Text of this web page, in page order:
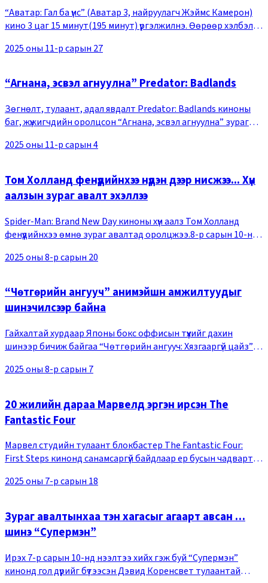
“Аватар: Гал ба үнс” (Аватар 3, найруулагч Жэймс Камерон)
кино 3 цаг 15 минут(195 минут) үргэлжилнэ. Өөрөөр хэлбэл
минут(192 минут) үргэлжилдгээрээ
2025 оны 11-р сарын 27
“Агнана, эсвэл агнуулна” Predator: Badlands
Зөгнөлт, тулаант, адал явдалт Predator: Badlands киноны
баг, жүжигчдийн оролцсон “Агнана, эсвэл агнуулна” зураг
амьтай бүхний амийг залгигч Үхлийн ну
2025 оны 11-р сарын 4
Том Холланд фенүүдийнхээ нүдэн дээр нисжээ... Хүн
аалзын зураг авалт эхэллээ
Spider-Man: Brand New Day киноны хүн аалз Том Холланд
фенүүдийнхээ өмнө зураг авалтад оролцжээ.8-р сарын 10-ны
story continues with #SpiderM
2025 оны 8-р сарын 20
“Чөтгөрийн ангууч” анимэйшн амжилтуудыг
шинэчилсээр байна
Гайхалтай хурдаар Японы бокс оффисын түүхийг дахин
шинээр бичиж байгаа “Чөтгөрийн ангууч: Хязгааргүй цайз”
Коёохарүгийн 220 сая хувь борлуулагдсан
2025 оны 8-р сарын 7
20 жилийн дараа Марвелд эргэн ирсэн The
Fantastic Four
Марвел студийн тулаант блокбастер The Fantastic Four:
First Steps кинонд санамсаргүй байдлаар ер бусын чадвартай
дөрөв гараг ертөнцийг залгин сүйтг
2025 оны 7-р сарын 18
Зураг авалтынхаа тэн хагасыг агаарт авсан …
шинэ “Супермэн”
Ирэх 7-р сарын 10-нд нээлтээ хийх гэж буй “Супермэн”
кинонд гол дүрийг бүтээсэн Дэвид Коренсвет тулаантай